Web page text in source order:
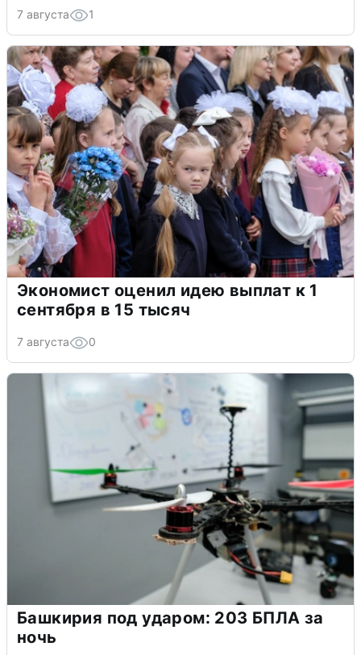
7 августа 1
Экономист оценил идею выплат к 1
сентября в 15 тысяч
7 августа 0
Башкирия под ударом: 203 БПЛА за
ночь